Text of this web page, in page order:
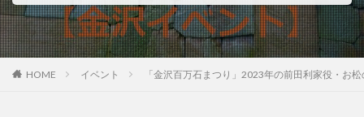
HOME イベント 「金沢百万石まつり」2023年の前田利家役・お